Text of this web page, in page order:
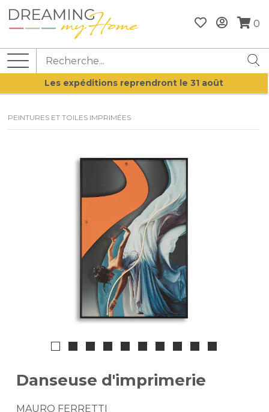
0
Les expéditions reprendront le 31 août
PEINTURES ET TOILES IMPRIMÉES
Danseuse d'imprimerie
MAURO FERRETTI